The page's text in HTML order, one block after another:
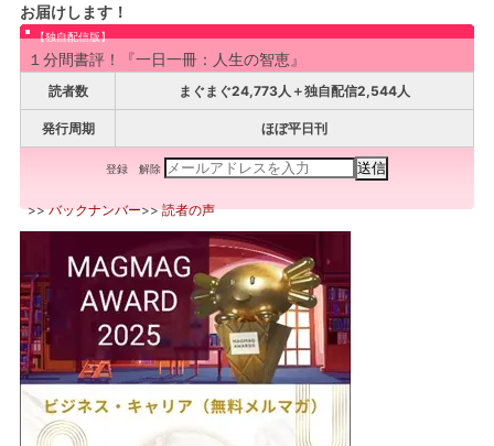
お届けします！
【独自配信版】
１分間書評！『一日一冊：人生の智恵』
読者数 まぐまぐ24,773人＋独自配信2,544人
発行周期 ほぼ平日刊
登録 解除
>>バックナンバー>>読者の声